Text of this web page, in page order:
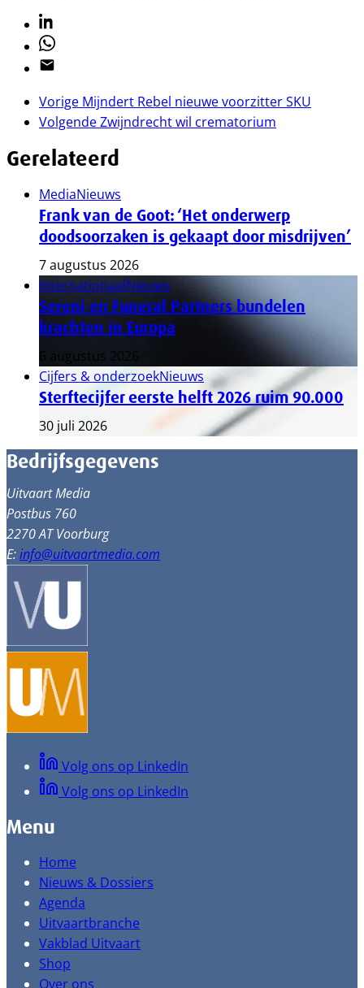
Linkedin
Whatsapp
Email
Vorige Mijndert Rebel nieuwe voorzitter SKU
VolgendeZwijndrecht wil crematorium
Gerelateerd
MediaNieuws
Frank van de Goot: ‘Het onderwerp
doodsoorzaken is gekaapt door misdrijven’
7 augustus 2026
InternationaalNieuws
Sereni en Funeral Partners bundelen
krachten in Europa
6 augustus 2026
Cijfers & onderzoekNieuws
Sterftecijfer eerste helft 2026 ruim 90.000
30 juli 2026
Bedrijfsgegevens
Uitvaart Media
Postbus 760
2270 AT Voorburg
E:info@uitvaartmedia.com
Volg ons op LinkedIn
Volg ons op LinkedIn
Menu
Home
Nieuws & Dossiers
Agenda
Uitvaartbranche
Vakblad Uitvaart
Shop
Over ons